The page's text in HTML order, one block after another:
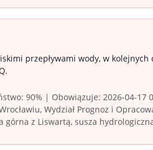
przepływami wody, w
90% | Obowiązuje: 2026-04-17
Wydział Prognoz i
górna z Liswartą, susza